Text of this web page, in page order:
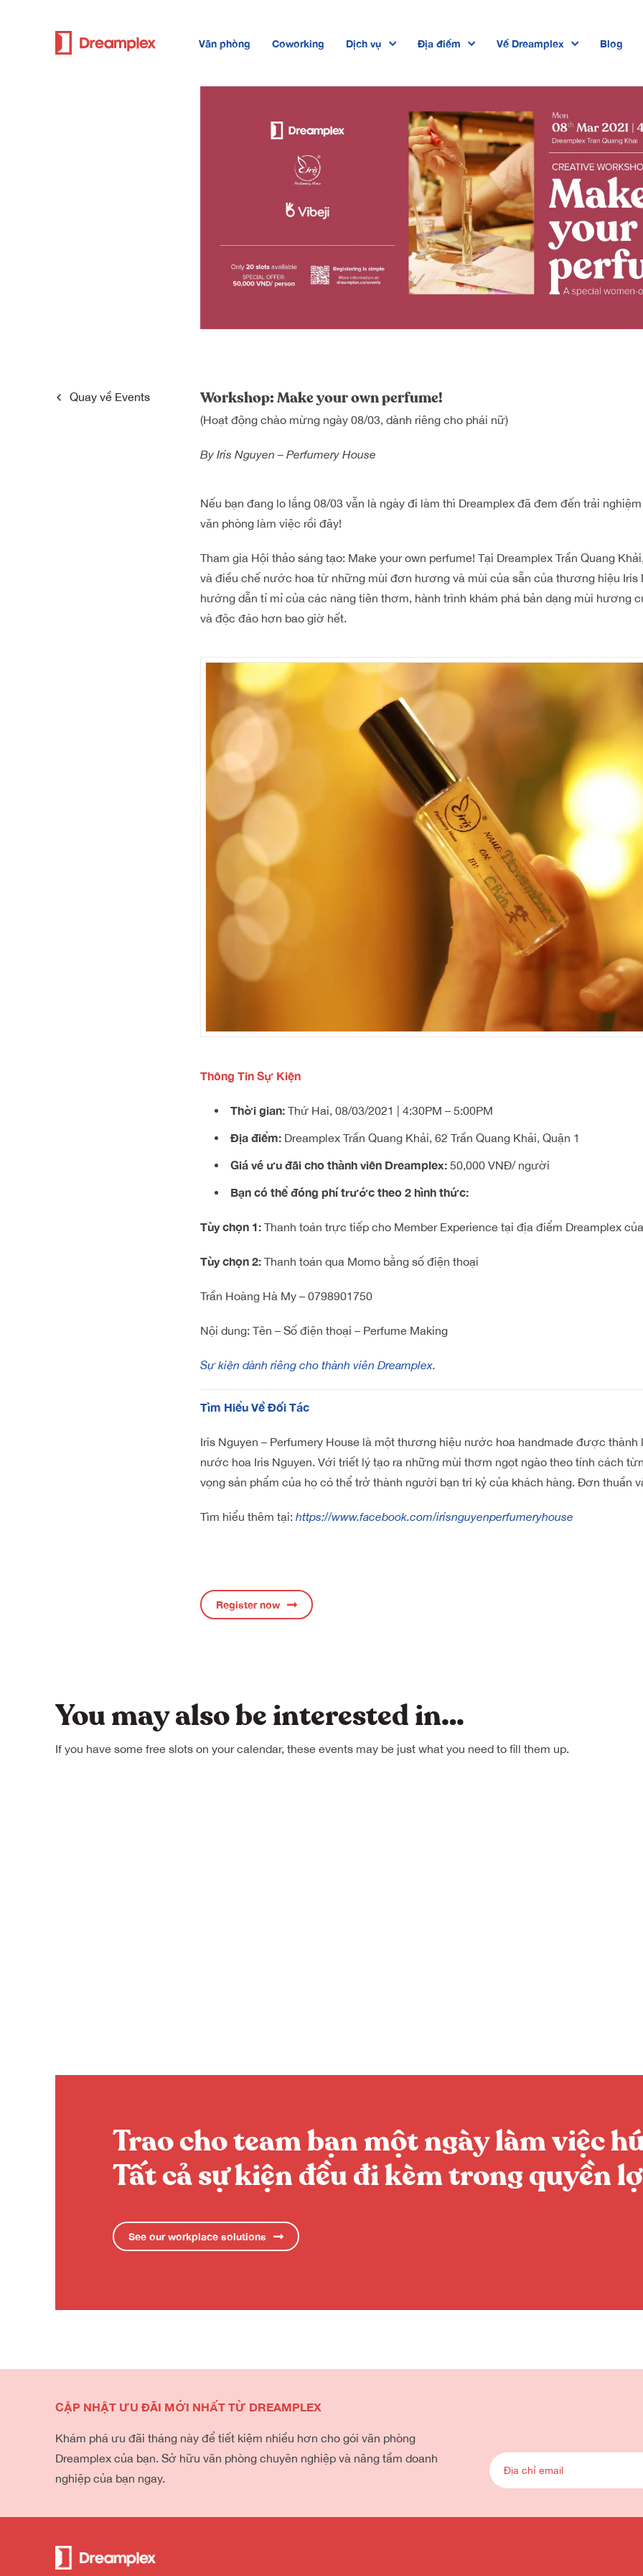
Văn phòng Coworking Dịch vụ Địa điểm
Dreamplex Private Trần Quốc Toản
Dreamplex Lê Hiến Mai
Dreamplex Ngô Quang Huy
Dreamplex Trần Quang Khải
Dreamplex Nguyễn Trung Ngạn
Dreamplex Thái Hà
Về Dreamplex Blog
Quay về Events Workshop: Make your own perfume!
(Hoạt động chào mừng ngày 08/03, dành riêng cho phái nữ)
By Iris Nguyen – Perfumery House
Nếu bạn đang lo lắng 08/03 vẫn là ngày đi làm thì Dreamplex đã đem đến trải
văn phòng làm việc rồi đây!
Tham gia Hội thảo sáng tạo: Make your own perfume! Tại Dreamplex Trần Quang
và điều chế nước hoa từ những mùi đơn hương và mùi của sẵn của thương hiệu Iris
hướng dẫn tỉ mỉ của các nàng tiên thơm, hành trình khám phá bản dạng mùi hương
và độc đáo hơn bao giờ hết.
Thông Tin Sự Kiện
Thời gian: Thứ Hai, 08/03/2021 | 4:30PM – 5:00PM
Địa điểm:Dreamplex Trần Quang Khải, 62 Trần Quang Khải, Quận 1
Giá vé ưu đãi cho thành viên Dreamplex:50,000 VNĐ/ người
Bạn có thể đóng phí trước theo 2 hình thức:
Tùy chọn 1:Thanh toán trực tiếp cho Member Experience tại địa điểm Dreamplex
Tùy chọn 2:Thanh toán qua Momo bằng số điện thoại
Trần Hoàng Hà My – 0798901750
Nội dung: Tên – Số điện thoại – Perfume Making
Sự kiện dành riêng cho thành viên Dreamplex.
Tìm Hiểu Về Đối Tác
Iris Nguyen – Perfumery House là một thương hiệu nước hoa handmade được thành
nước hoa Iris Nguyen. Với triết lý tạo ra những mùi thơm ngọt ngào theo tính cách
vọng sản phẩm của họ có thể trở thành người bạn tri kỷ của khách hàng. Đơn thuần
Tìm hiểu thêm tại: https://www.facebook.com/irisnguyenperfumeryhouse
Register now
You may also be interested in…
If you have some free slots on your calendar, these events may be just what you need to fill them up.
Trao cho team bạn một ngày làm việc
Tất cả sự kiện đều đi kèm trong quyền
See our workplace solutions
CẬP NHẬT ƯU ĐÃI MỚI NHẤT TỪ DREAMPLEX
Khám phá ưu đãi tháng này để tiết kiệm nhiều hơn cho gói văn phòng
Dreamplex của bạn. Sở hữu văn phòng chuyên nghiệp và nâng tầm doanh
nghiệp của bạn ngay.